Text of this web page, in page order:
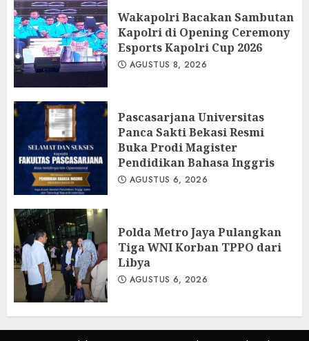
Wakapolri Bacakan Sambutan
Kapolri di Opening Ceremony
Esports Kapolri Cup 2026
AGUSTUS 8, 2026
Pascasarjana Universitas
Panca Sakti Bekasi Resmi
Buka Prodi Magister
Pendidikan Bahasa Inggris
AGUSTUS 6, 2026
Polda Metro Jaya Pulangkan
Tiga WNI Korban TPPO dari
Libya
AGUSTUS 6, 2026